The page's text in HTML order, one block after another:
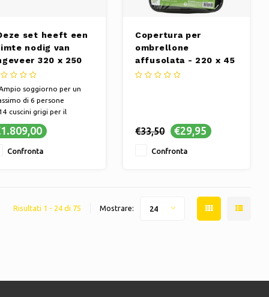
set heeft een
nodig van
320 x 250
span></p>
is een
en comfortabel
bestaande
vijf delen en
voor
6 personen.
soggiorno per un
di 6 persone
cuscini grigi per il
comfort e relax
in plastica di alta
Confronta
Copertura per
ombrellone
affusolata - 220 x 45
x 25 cm
€33,50 €29,95
Confronta
Risultati 1 - 24 di 75 Mostrare: 24